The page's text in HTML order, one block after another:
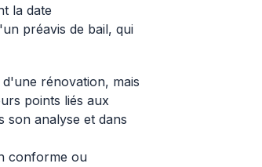
la date
préavis de bail, qui
rénovation, mais
points liés aux
son analyse et dans
conforme ou